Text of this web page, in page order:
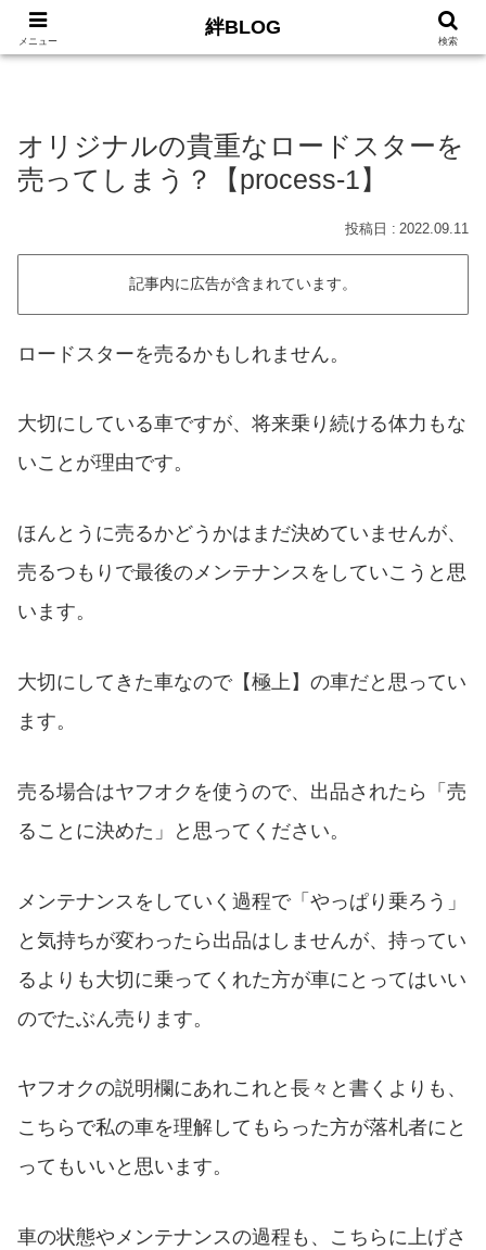
HOME サイトマ
オリジナルの貴重なロードスターを
売ってしまう？【process-1】
2022.09.11
記事内に広告が含まれています。
ロードスターを売るかもしれません。
大切にしている車ですが、将来乗り続ける体力もな
いことが理由です。
ほんとうに売るかどうかはまだ決めていませんが、
売るつもりで最後のメンテナンスをしていこうと思
います。
大切にしてきた車なので【極上】の車だと思ってい
ます。
売る場合はヤフオクを使うので、出品されたら「売
ることに決めた」と思ってください。
メンテナンスをしていく過程で「やっぱり乗ろう」
と気持ちが変わったら出品はしませんが、持ってい
るよりも大切に乗ってくれた方が車にとってはいい
のでたぶん売ります。
ヤフオクの説明欄にあれこれと長々と書くよりも、
こちらで私の車を理解してもらった方が落札者にと
ってもいいと思います。
車の状態やメンテナンスの過程も、こちらに上げさ
メニュー
絆BLOG
検索